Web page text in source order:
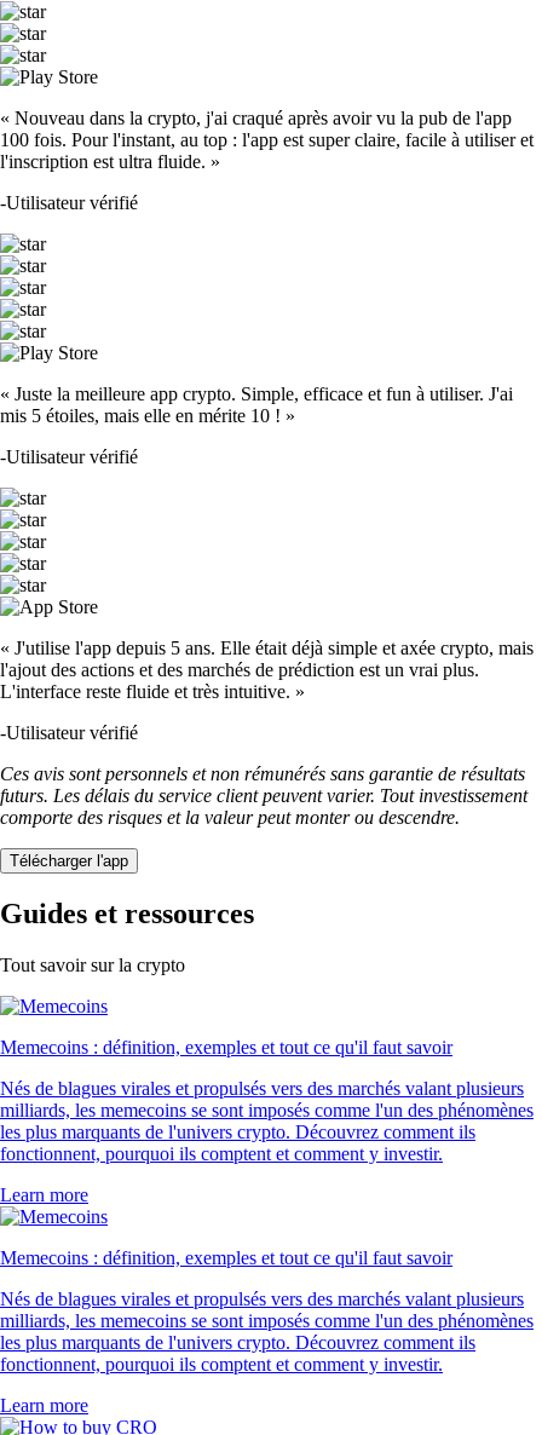
« Nouveau dans la crypto, j'ai craqué après avoir vu la pub de l'app
100 fois. Pour l'instant, au top : l'app est super claire, facile à utiliser et
l'inscription est ultra fluide. »
-Utilisateur vérifié
« Juste la meilleure app crypto. Simple, efficace et fun à utiliser. J'ai
mis 5 étoiles, mais elle en mérite 10 ! »
-Utilisateur vérifié
« J'utilise l'app depuis 5 ans. Elle était déjà simple et axée crypto, mais
l'ajout des actions et des marchés de prédiction est un vrai plus.
L'interface reste fluide et très intuitive. »
-Utilisateur vérifié
Ces avis sont personnels et non rémunérés sans garantie de résultats
futurs. Les délais du service client peuvent varier. Tout investissement
comporte des risques et la valeur peut monter ou descendre.
Télécharger l'app
Guides et ressources
Tout savoir sur la crypto
Memecoins : définition, exemples et tout ce qu'il faut savoir
Nés de blagues virales et propulsés vers des marchés valant plusieurs
milliards, les memecoins se sont imposés comme l'un des phénomènes
les plus marquants de l'univers crypto. Découvrez comment ils
fonctionnent, pourquoi ils comptent et comment y investir.
Learn more
Memecoins : définition, exemples et tout ce qu'il faut savoir
Nés de blagues virales et propulsés vers des marchés valant plusieurs
milliards, les memecoins se sont imposés comme l'un des phénomènes
les plus marquants de l'univers crypto. Découvrez comment ils
fonctionnent, pourquoi ils comptent et comment y investir.
Learn more